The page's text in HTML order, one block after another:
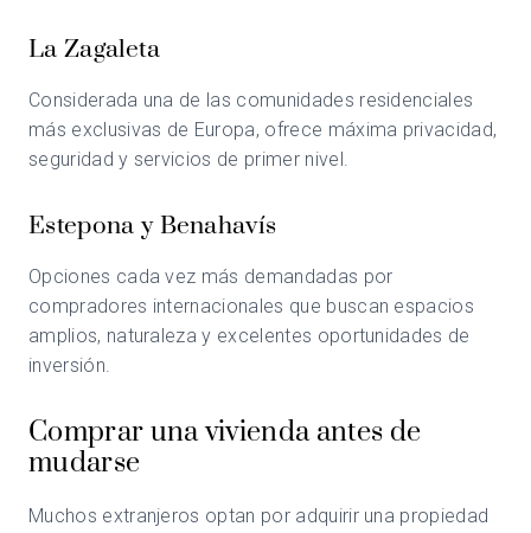
La Zagaleta
Considerada una de las comunidades residenciales
más exclusivas de Europa, ofrece máxima privacidad,
seguridad y servicios de primer nivel.
Estepona y Benahavís
Opciones cada vez más demandadas por
compradores internacionales que buscan espacios
amplios, naturaleza y excelentes oportunidades de
inversión.
Comprar una vivienda antes de
mudarse
Muchos extranjeros optan por adquirir una propiedad